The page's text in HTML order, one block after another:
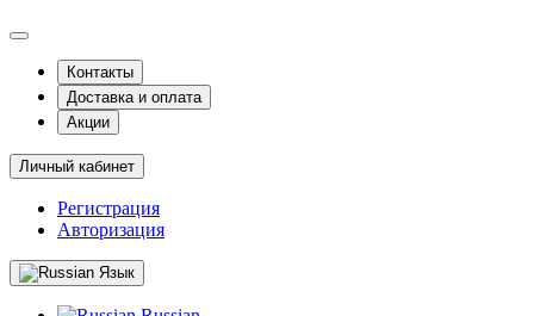
Контакты
Доставка и оплата
Акции
Личный кабинет
Регистрация
Авторизация
Язык